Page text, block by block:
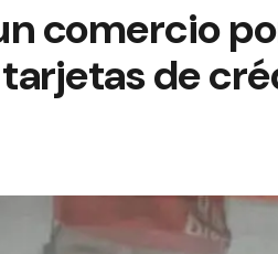
comercio
de